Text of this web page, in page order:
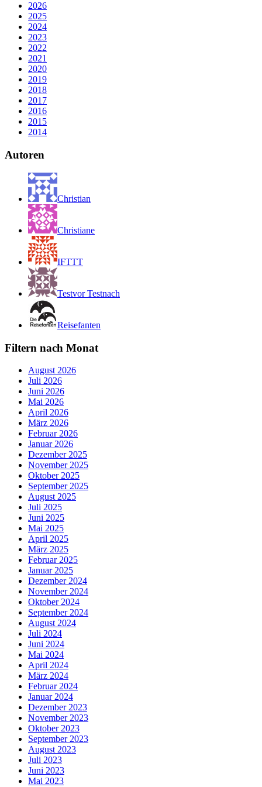
2026
2025
2024
2023
2022
2021
2020
2019
2018
2017
2016
2015
2014
Autoren
Christian
Christiane
IFTTT
Testvor Testnach
Reisefanten
Filtern nach Monat
August 2026
Juli 2026
Juni 2026
Mai 2026
April 2026
März 2026
Februar 2026
Januar 2026
Dezember 2025
November 2025
Oktober 2025
September 2025
August 2025
Juli 2025
Juni 2025
Mai 2025
April 2025
März 2025
Februar 2025
Januar 2025
Dezember 2024
November 2024
Oktober 2024
September 2024
August 2024
Juli 2024
Juni 2024
Mai 2024
April 2024
März 2024
Februar 2024
Januar 2024
Dezember 2023
November 2023
Oktober 2023
September 2023
August 2023
Juli 2023
Juni 2023
Mai 2023